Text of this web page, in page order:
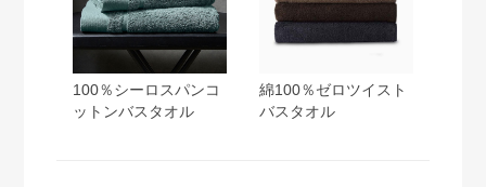
100％シーロスパンコ
ットンバスタオル
綿100％ゼロツイスト
バスタオル